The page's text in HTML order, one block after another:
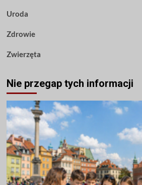
Uroda
Zdrowie
Zwierzęta
Nie przegap tych informacji